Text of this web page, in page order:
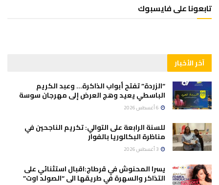
تابعونا على فايسبوك
آخر الأخبار
“الزردة” تفتح أبواب الذاكرة… وعبد الكريم
الباسطي يعيد وهج العرض إلى مهرجان سوسة
للسنة الرابعة على التوالي: تكريم الناجحين في
مناظرة البكالوريا بالفوار
يسرا المحنوش في قرطاج:اقبال استثنائي على
التذاكر والسهرة في طريقها الى “الصولد اوت”